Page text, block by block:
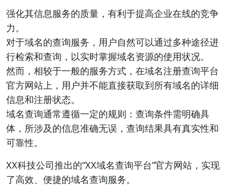
强化其信息服务的质量，有利于提高企业在线的竞争
力。
对于域名的查询服务，用户自然可以通过多种途径进
行检索和查询，以实时掌握域名资源的使用状况。
然而，相较于一般的服务方式，在域名注册查询平台
官方网站上，用户并不能直接获取到所有域名的详细
信息和注册状态。
域名查询通常遵循一定的规则：查询条件需明确具
体，所涉及的信息准确无误，查询结果具有真实性和
可靠性。
XX科技公司推出的“XX域名查询平台”官方网站，实现
了高效、便捷的域名查询服务。